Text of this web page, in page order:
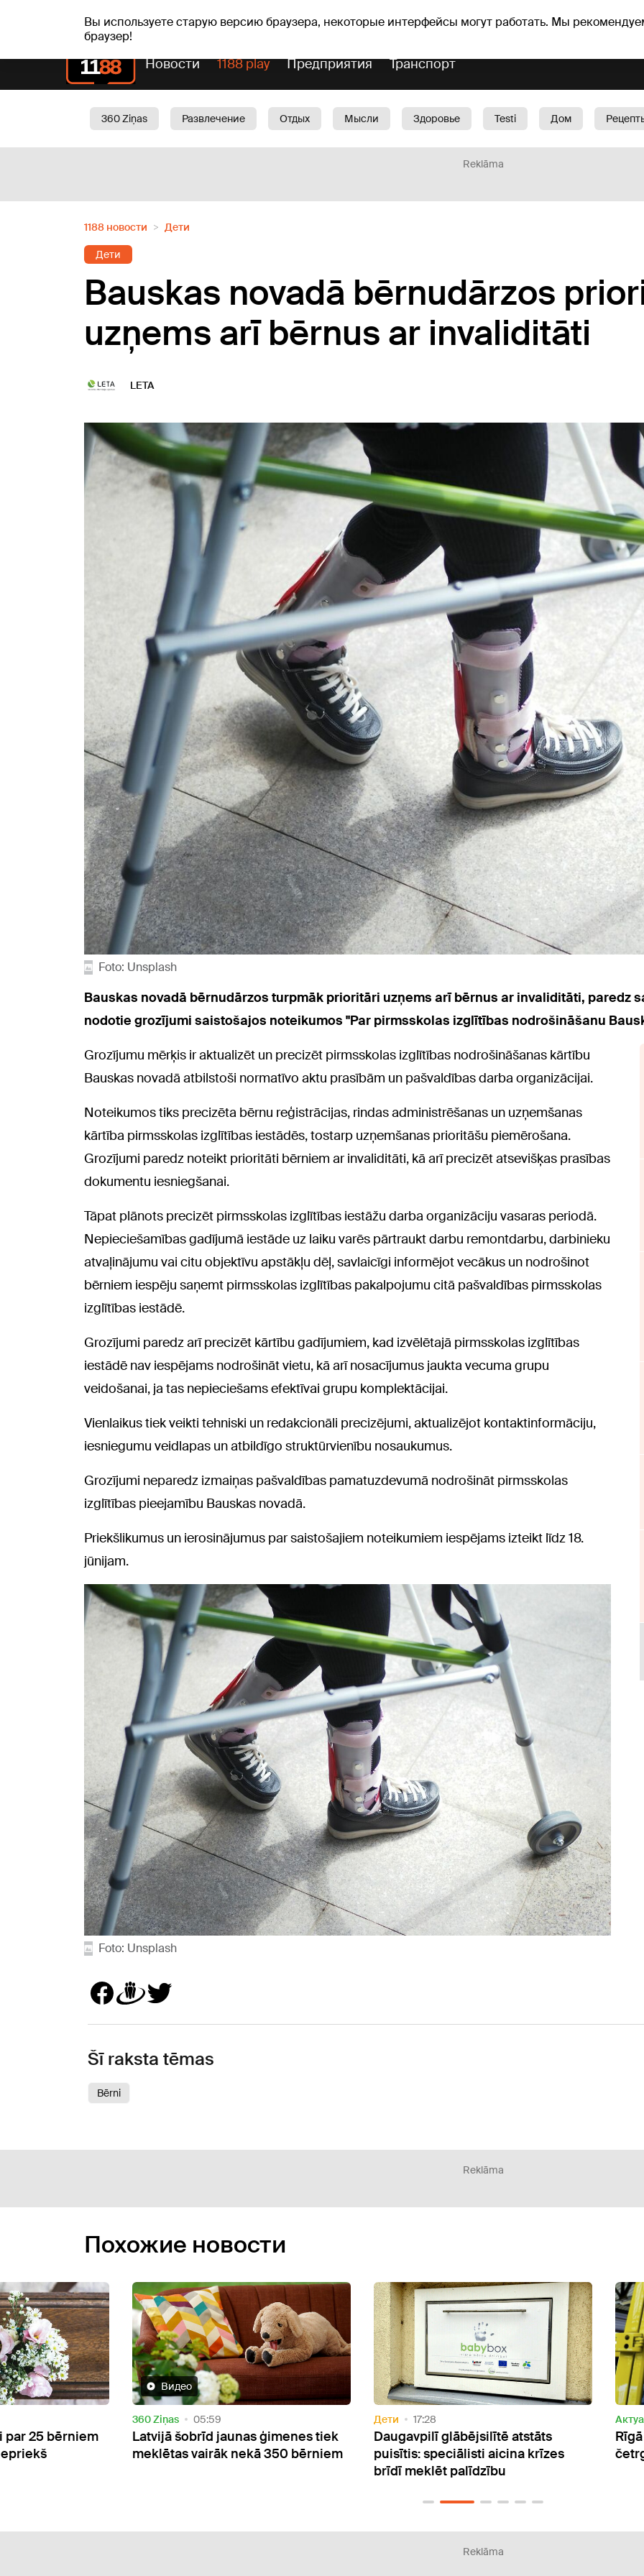
Вы используете старую версию браузера, некоторые интерфейсы могут работать. Мы
браузер!
чт, 06.08.2026. +19°C Alfrēds, Fredis, Madars Прогноз погоды Гороскопы
Новости 1188 play Предприятия Транспорт
360 Ziņas Развлечение Отдых Мысли Здоровье Testi Дом
Reklāma
1188 новости Дети
Дети
Bauskas novadā bērnudārzos
uzņems arī bērnus ar invaliditāti
LETA
Foto: Unsplash
Bauskas novadā bērnudārzos turpmāk prioritāri uzņems arī bērnus ar invaliditāti, paredz
nodotie grozījumi saistošajos noteikumos "Par pirmsskolas izglītības nodrošināšanu
Grozījumu mērķis ir aktualizēt un precizēt pirmsskolas izglītības nodrošināšanas kārtību
Bauskas novadā atbilstoši normatīvo aktu prasībām un pašvaldības darba organizācijai.
Noteikumos tiks precizēta bērnu reģistrācijas, rindas administrēšanas un uzņemšanas
kārtība pirmsskolas izglītības iestādēs, tostarp uzņemšanas prioritāšu piemērošana.
Grozījumi paredz noteikt prioritāti bērniem ar invaliditāti, kā arī precizēt atsevišķas prasības
dokumentu iesniegšanai.
Tāpat plānots precizēt pirmsskolas izglītības iestāžu darba organizāciju vasaras periodā.
Nepieciešamības gadījumā iestāde uz laiku varēs pārtraukt darbu remontdarbu, darbinieku
atvaļinājumu vai citu objektīvu apstākļu dēļ, savlaicīgi informējot vecākus un nodrošinot
bērniem iespēju saņemt pirmsskolas izglītības pakalpojumu citā pašvaldības pirmsskolas
izglītības iestādē.
Grozījumi paredz arī precizēt kārtību gadījumiem, kad izvēlētajā pirmsskolas izglītības
iestādē nav iespējams nodrošināt vietu, kā arī nosacījumus jaukta vecuma grupu
veidošanai, ja tas nepieciešams efektīvai grupu komplektācijai.
Vienlaikus tiek veikti tehniski un redakcionāli precizējumi, aktualizējot kontaktinformāciju,
iesniegumu veidlapas un atbildīgo struktūrvienību nosaukumus.
Grozījumi neparedz izmaiņas pašvaldības pamatuzdevumā nodrošināt pirmsskolas
izglītības pieejamību Bauskas novadā.
Priekšlikumus un ierosinājumus par saistošajiem noteikumiem iespējams izteikt līdz 18.
jūnijam.
Foto: Unsplash
Šī raksta tēmas
Bērni
Reklāma
Похожие новости
ģimenes tiek
350 bērniem
Дети 17:28
Daugavpilī glābējsilītē atstāts
puisītis: speciālisti aicina krīzes
Актуально
Rīgā pa ceturtā stāva logu izkritis
četrgadīgs bērns
Дети
Reklāma